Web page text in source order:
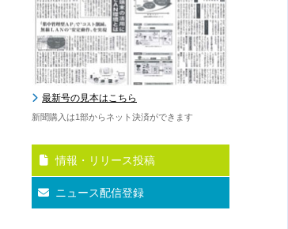
最新号の見本はこちら
新聞購入は1部からネット決済ができます
情報・リリース投稿
ニュース配信登録